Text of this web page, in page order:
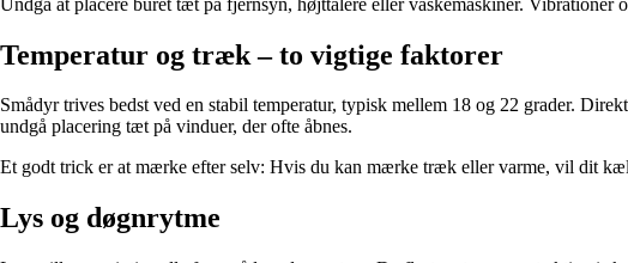
Temperatur og træk – to vigtige faktorer
Smådyr trives bedst ved en stabil temperatur, typisk mellem 18 og 22 grader.
undgå placering tæt på vinduer, der ofte åbnes.
Et godt trick er at mærke efter selv: Hvis du kan mærke træk eller varme, vil dit
Lys og døgnrytme